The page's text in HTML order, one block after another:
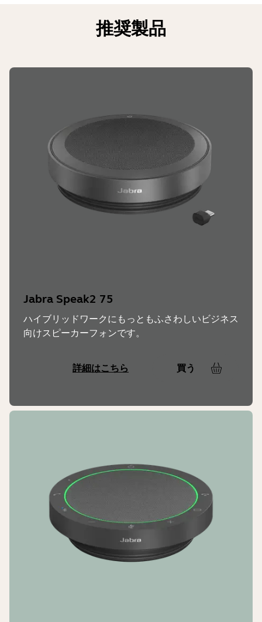
USB BT オーディオデバイス/HID ドン
ートガイド、保証および警告リーフレ
推奨製品
Jabra Speak2 75
ハイブリッドワークにもっともふさわしいビジネス
向けスピーカーフォンです。
詳細はこちら 買う